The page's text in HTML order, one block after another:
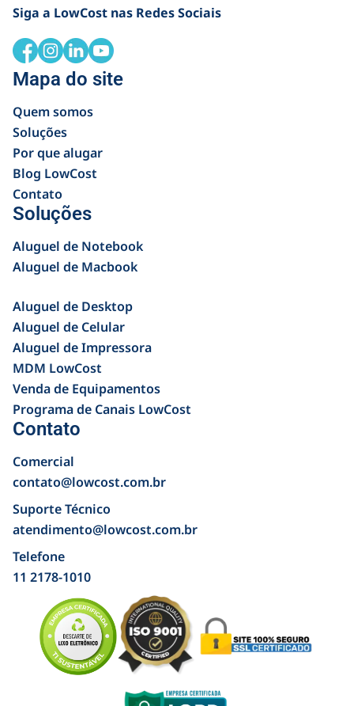
Siga a LowCost nas Redes Sociais
Mapa do site
Quem somos
Soluções
Por que alugar
Blog LowCost
Contato
Soluções
Aluguel de Notebook
Aluguel de Macbook
Aluguel de Desktop
Aluguel de Celular
Aluguel de Impressora
MDM LowCost
Venda de Equipamentos
Programa de Canais LowCost
Contato
Comercial
contato@lowcost.com.br
Suporte Técnico
atendimento@lowcost.com.br
Telefone
11 2178-1010